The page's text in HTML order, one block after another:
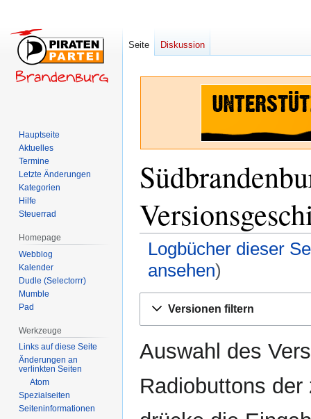
Logbücher dieser
ansehen)
Navigation
Suche
Versionen filtern
Auswahl des
Radiobuttons
Seite Diskussion
Hauptseite
Aktuelles
Termine
Letzte Änderungen
Kategorien
Hilfe
Steuerrad
Homepage
Webblog
Kalender
Dudle (Selectorrr)
Mumble
Pad
Werkzeuge
Links auf diese Seite
Änderungen an
verlinkten Seiten
Atom
Spezialseiten
Seiten­­informationen